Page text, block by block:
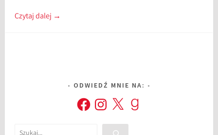
Czytaj dalej →
ODWIEDŹ MNIE NA:
FacebookInstagram
X Goodreads
Szukaj